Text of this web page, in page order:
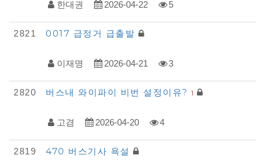
한대권 2026-04-22 5
2821 0017 급정거 급출발
이재명 2026-04-21 3
2820 버스내 와이파이 비번 설정이유? 1
고겸 2026-04-20 4
2819 470 버스기사 욕설